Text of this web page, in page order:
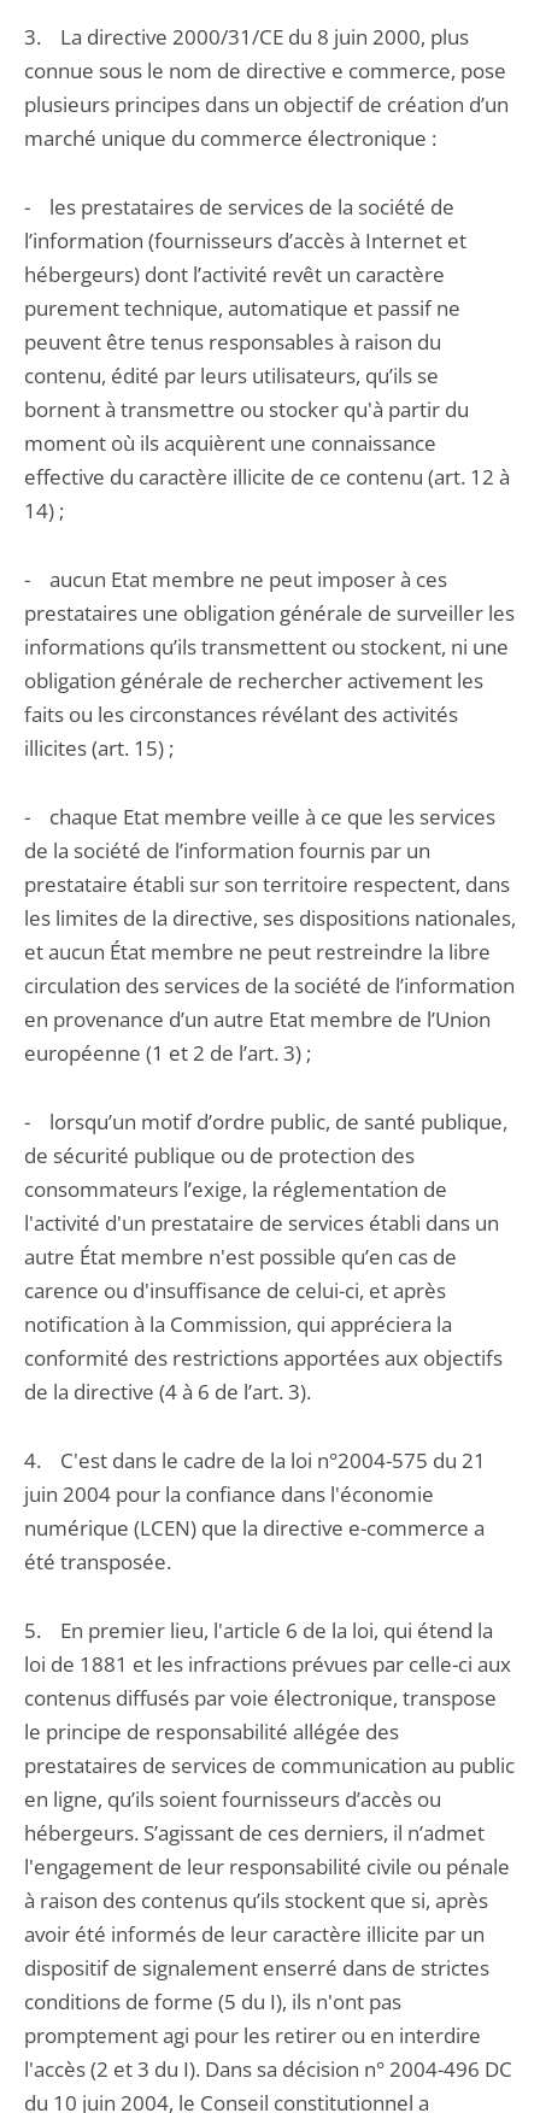
3. La directive 2000/31/CE du 8 juin 2000, plus
connue sous le nom de directive e commerce, pose
plusieurs principes dans un objectif de création d’un
marché unique du commerce électronique :
- les prestataires de services de la société de
l’information (fournisseurs d’accès à Internet et
hébergeurs) dont l’activité revêt un caractère
purement technique, automatique et passif ne
peuvent être tenus responsables à raison du
contenu, édité par leurs utilisateurs, qu’ils se
bornent à transmettre ou stocker qu'à partir du
moment où ils acquièrent une connaissance
effective du caractère illicite de ce contenu (art. 12 à
14) ;
- aucun Etat membre ne peut imposer à ces
prestataires une obligation générale de surveiller les
informations qu’ils transmettent ou stockent, ni une
obligation générale de rechercher activement les
faits ou les circonstances révélant des activités
illicites (art. 15) ;
- chaque Etat membre veille à ce que les services
de la société de l’information fournis par un
prestataire établi sur son territoire respectent, dans
les limites de la directive, ses dispositions nationales,
et aucun État membre ne peut restreindre la libre
circulation des services de la société de l’information
en provenance d’un autre Etat membre de l’Union
européenne (1 et 2 de l’art. 3) ;
- lorsqu’un motif d’ordre public, de santé publique,
de sécurité publique ou de protection des
consommateurs l’exige, la réglementation de
l'activité d'un prestataire de services établi dans un
autre État membre n'est possible qu’en cas de
carence ou d'insuffisance de celui-ci, et après
notification à la Commission, qui appréciera la
conformité des restrictions apportées aux objectifs
de la directive (4 à 6 de l’art. 3).
4. C'est dans le cadre de la loi n°2004-575 du 21
juin 2004 pour la confiance dans l'économie
numérique (LCEN) que la directive e-commerce a
été transposée.
5. En premier lieu, l'article 6 de la loi, qui étend la
loi de 1881 et les infractions prévues par celle-ci aux
contenus diffusés par voie électronique, transpose
le principe de responsabilité allégée des
prestataires de services de communication au public
en ligne, qu’ils soient fournisseurs d’accès ou
hébergeurs. S’agissant de ces derniers, il n’admet
l'engagement de leur responsabilité civile ou pénale
à raison des contenus qu’ils stockent que si, après
avoir été informés de leur caractère illicite par un
dispositif de signalement enserré dans de strictes
conditions de forme (5 du I), ils n'ont pas
promptement agi pour les retirer ou en interdire
l'accès (2 et 3 du I). Dans sa décision n° 2004-496 DC
du 10 juin 2004, le Conseil constitutionnel a